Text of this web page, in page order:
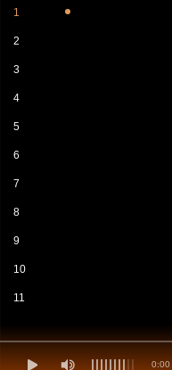
0:00
1
2
3
4
5
6
7
8
9
10
11